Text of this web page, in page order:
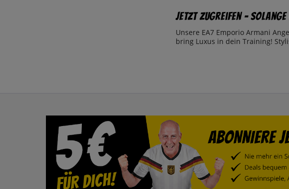
Jetzt zugreifen –
Unsere EA7 Emporio Armani
bring Luxus in dein Training!